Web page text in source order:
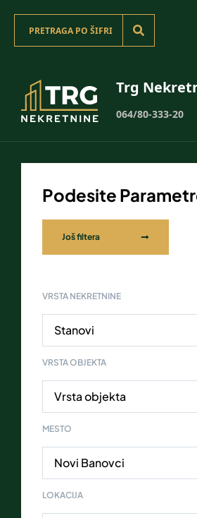
Trg
064/80-333-20
Podesite
Još filtera
VRSTA NEKRETNINE
VRSTA OBJEKTA
MESTO
LOKACIJA